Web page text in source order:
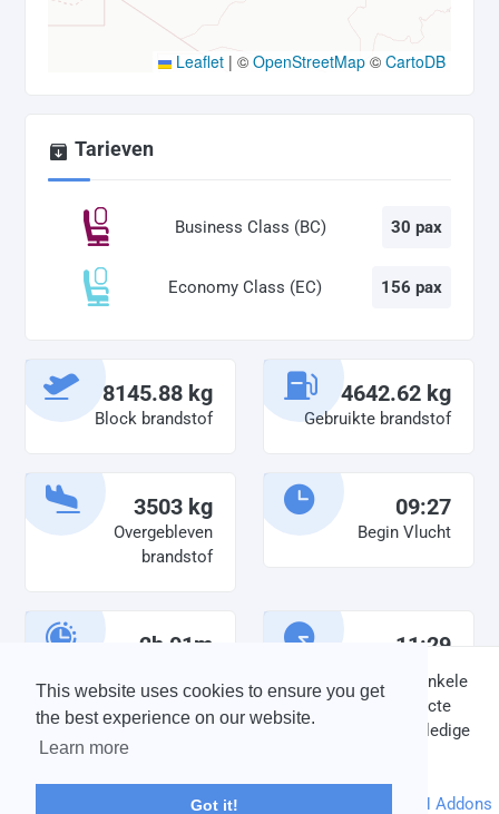
This website uses cookies to ensure you get
the best experience on our website.
Learn more
Got it!
Leaflet | © OpenStreetMap © CartoDB
Tarieven
Business Class (BC) 30 pax
Economy Class (EC) 156 pax
8145.88 kg
Block brandstof
4642.62 kg
Gebruikte brandstof
3503 kg
Overgebleven
brandstof
09:27
Begin Vlucht
2h 01m 11:29
Einde vlucht
DISCLAIMER: V-Bird Virtual Airlines Group kan op geen enkele
wijze aansprakelijkheid aanvaarden voor directe of indirecte
schade die is ontstaan ten gevolge van onjuiste of onvolledige
informatie op deze website.
© 2004 - 2026 V-Bird Virtual Airlines Group |Credits
Powered byphpVMS DH Addons